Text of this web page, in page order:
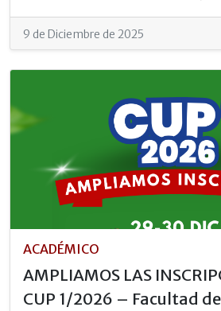
9 de Diciembre de 2025
ACADÉMICO
AMPLIAMOS LAS
CUP 1/2026 – Facultad